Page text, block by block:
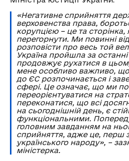
«Негативне сприйняття
верховенства права,
корупцією – це та
перегорнути. Ми повинні
розповісти про весь той
Україна пройшла за останні
продовжує рухатися в
мене особливо важливо,
до ЄС розпочинається і
сфері. Це означає, що ми
переорієнтуватися на
переконатися, що всі
на сьогоднішній день, є
функціональними.
головним завданням на
сприйняття, адже це, перш
українського народу», –
міністерка.